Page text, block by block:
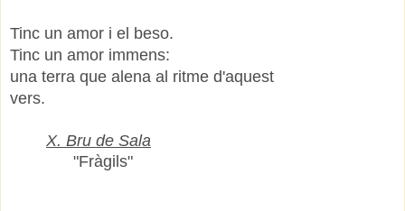
Tinc un amor i el beso.
Tinc un amor immens:
una terra que alena al ritme d'aquest
vers.
X. Bru de Sala
"Fràgils"